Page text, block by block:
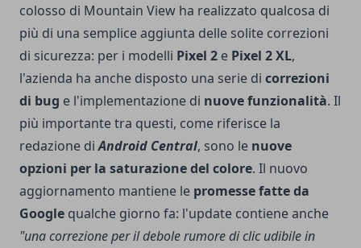
colosso di Mountain View ha realizzato qualcosa di
più di una semplice aggiunta delle solite correzioni
di sicurezza: per i modelli Pixel 2 e Pixel 2 XL,
l'azienda ha anche disposto una serie di correzioni
di bug e l'implementazione di nuove funzionalità. Il
più importante tra questi, come riferisce la
redazione diAndroid Central, sono le nuove
opzioni per la saturazione del colore. Il nuovo
aggiornamento mantiene le promesse fatte da
Google qualche giorno fa: l'update contiene anche
"una correzione per il debole rumore di clic udibile in